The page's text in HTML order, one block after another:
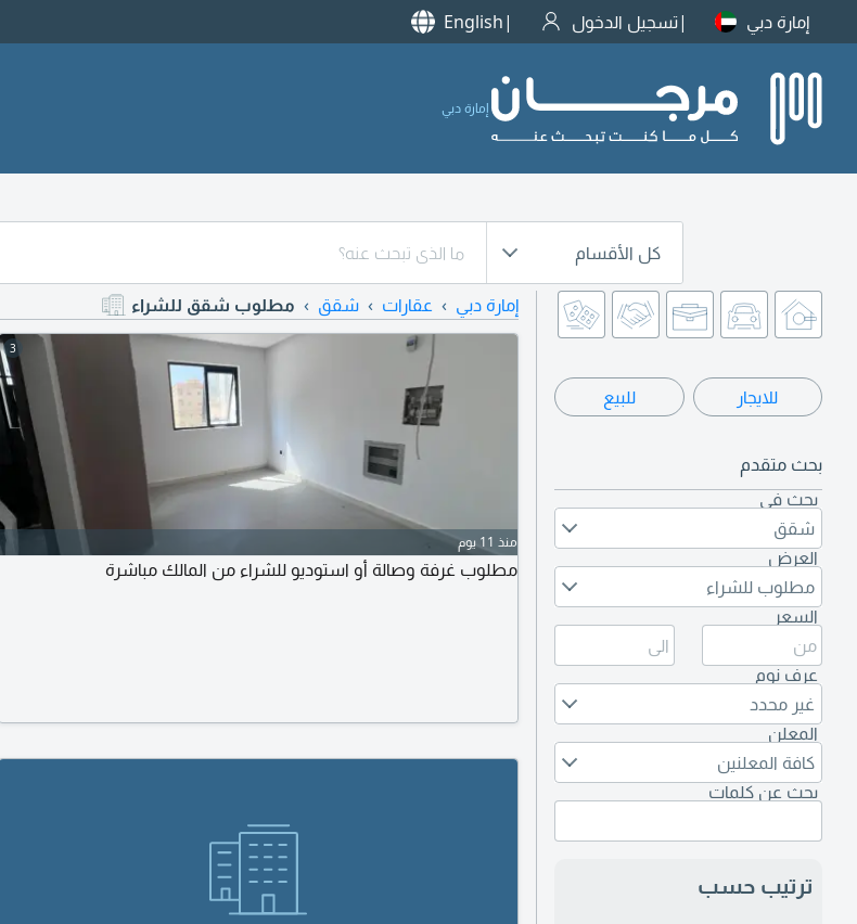
إمارة دبي تسجيل الدخول English
إمارة دبي
كل الأقسام
للايجار للبيع
بحث متقدم
بحث في
شقق
العرض
مطلوب للشراء
السعر
عرف نوم
غير محدد
المعلن
كافة المعلنين
بحث عن كلمات
ترتيب حسب
إمارة دبي عقارات شقق مطلوب شقق للشراء
3
منذ 11 يوم
مطلوب غرفة وصالة أو استوديو للشراء من المالك مباشرة